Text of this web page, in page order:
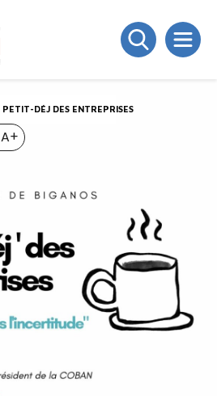
PETIT-DÉJ DES ENTREPRISES
A+